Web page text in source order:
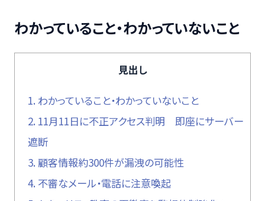
わかっていること・わかっていないこと
見出し
1. わかっていること・わかっていないこと
2. 11月11日に不正アクセス判明 即座にサーバー
遮断
3. 顧客情報約300件が漏洩の可能性
4. 不審なメール・電話に注意喚起